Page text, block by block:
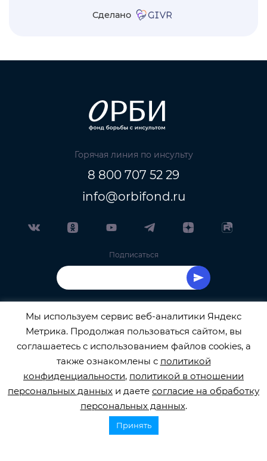
Сделано
Горячая линия по инсульту
8 800 707 52 29
info@orbifond.ru
Подписаться
ОФИЦИАЛЬНЫЙ ОПЕРАТОР ОБРАБОТКИ
ПЕРСОНАЛЬНЫХ ДАННЫХ РЕГИСТРАЦИОННЫЙ
НОМЕР 77-22-133540
Мы используем сервис веб-аналитики Яндекс
Метрика. Продолжая пользоваться сайтом, вы
соглашаетесь с использованием файлов cookies, а
также ознакомлены с политикой
конфиденциальности, политикой в отношении
персональных данных и даете согласие на обработку
персональных данных.
Принять